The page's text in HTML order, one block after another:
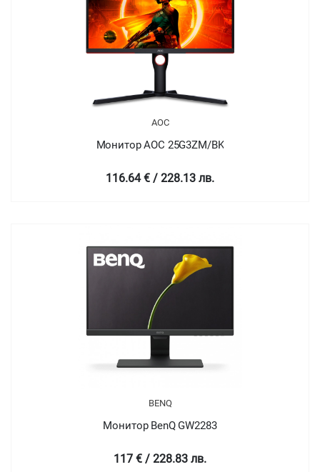
AOC
Монитор AOC 25G3ZM/BK
116.64 € / 228.13 лв.
BENQ
Монитор BenQ GW2283
117 € / 228.83 лв.